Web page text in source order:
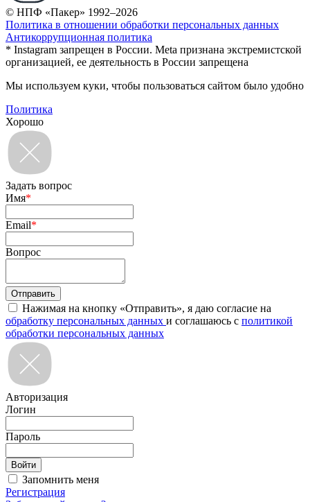
© НПФ «Пакер» 1992–2026
Политика в отношении обработки персональных данных
Антикоррупционная политика
* Instagram запрещен в России. Meta признана экстремистской
организацией, ее деятельность в России запрещена
Мы используем куки, чтобы пользоваться сайтом было удобно
Политика
Хорошо
Задать вопрос
Имя*
Email*
Вопрос
Нажимая на кнопку «Отправить», я даю согласие на
обработку персональных данных и соглашаюсь с политикой
обработки персональных данных
Авторизация
Логин
Пароль
Запомнить меня
Регистрация